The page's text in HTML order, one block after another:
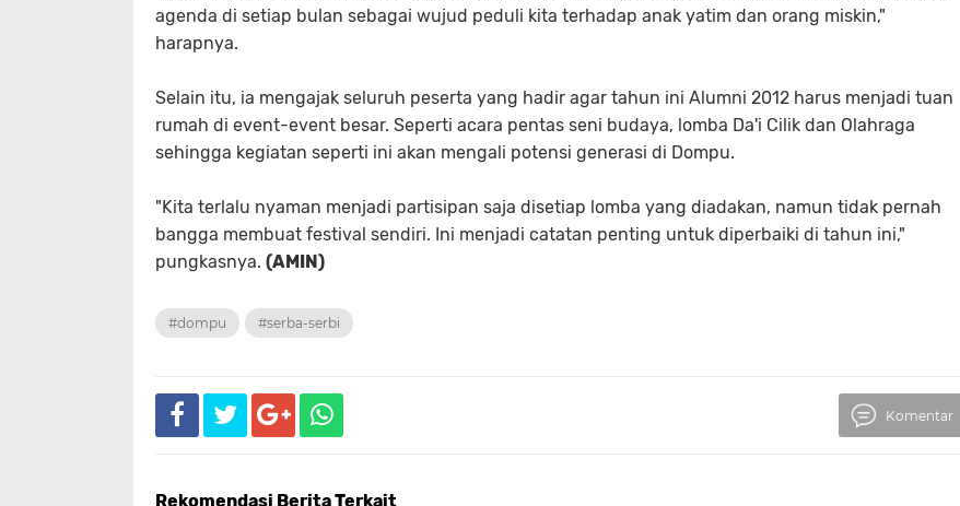
agenda di setiap bulan sebagai wujud peduli kita terhadap anak yatim dan orang miskin,"
harapnya.
Selain itu, ia mengajak seluruh peserta yang hadir agar tahun ini Alumni 2012 harus menjadi tuan
rumah di event-event besar. Seperti acara pentas seni budaya, lomba Da'i Cilik dan Olahraga
sehingga kegiatan seperti ini akan mengali potensi generasi di Dompu.
"Kita terlalu nyaman menjadi partisipan saja disetiap lomba yang diadakan, namun tidak pernah
bangga membuat festival sendiri. Ini menjadi catatan penting untuk diperbaiki di tahun ini,"
pungkasnya. (AMIN)
#dompu #serba-serbi
Komentar
Rekomendasi Berita Terkait